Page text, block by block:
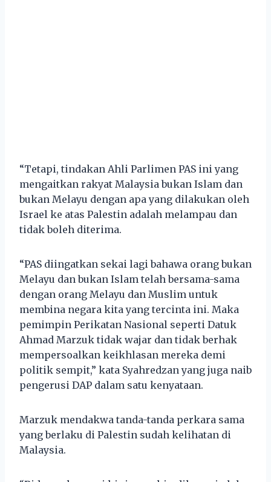
“Tetapi, tindakan Ahli Parlimen PAS ini yang
mengaitkan rakyat Malaysia bukan Islam dan
bukan Melayu dengan apa yang dilakukan oleh
Israel ke atas Palestin adalah melampau dan
tidak boleh diterima.
“PAS diingatkan sekai lagi bahawa orang bukan
Melayu dan bukan Islam telah bersama-sama
dengan orang Melayu dan Muslim untuk
membina negara kita yang tercinta ini. Maka
pemimpin Perikatan Nasional seperti Datuk
Ahmad Marzuk tidak wajar dan tidak berhak
mempersoalkan keikhlasan mereka demi
politik sempit,” kata Syahredzan yang juga naib
pengerusi DAP dalam satu kenyataan.
Marzuk mendakwa tanda-tanda perkara sama
yang berlaku di Palestin sudah kelihatan di
Malaysia.